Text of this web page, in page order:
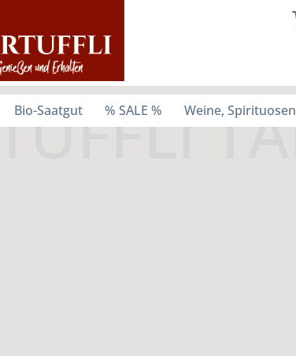
Bio-Saatgut % SALE % Weine, Spirituosen